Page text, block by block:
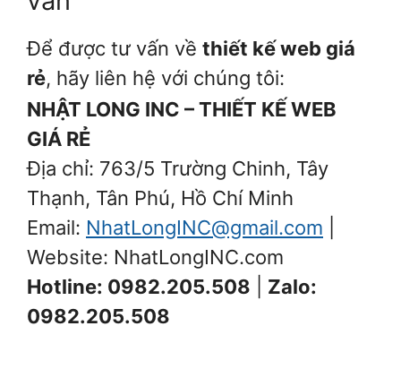
Để được tư vấn về thiết kế web giá
rẻ, hãy liên hệ với chúng tôi:
NHẬT LONG INC – THIẾT KẾ WEB
GIÁ RẺ
Địa chỉ: 763/5 Trường Chinh, Tây
Thạnh, Tân Phú, Hồ Chí Minh
Email: NhatLongINC@gmail.com
Website: NhatLongINC.com
Hotline: 0982.205.508
Zalo:
0982.205.508